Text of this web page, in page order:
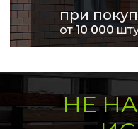
при
от 10 000
НЕ